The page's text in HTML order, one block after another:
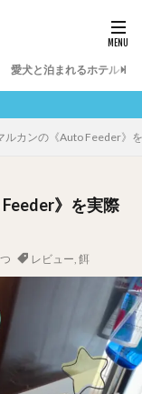
愛犬と泊まれるホテル
ルカンの《Auto Feeder》
》を実際
レビュー, 餌